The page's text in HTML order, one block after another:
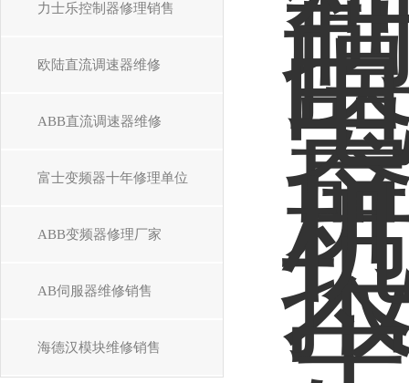
力士乐控制器修理销售
欧陆直流调速器维修
ABB直流调速器维修
富士变频器十年修理单位
ABB变频器修理厂家
AB伺服器维修销售
海德汉模块维修销售